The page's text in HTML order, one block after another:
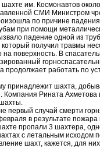
им. Космонавтов
СМИ Министром
по причине
при помощи
падение одной из
получил травмы
поверхность. В
продолжает работать по
принадлежит шахта,
Компания Рината
первый случай смерти
в результате
пропали 3 шахтера,
с летальным исходом
шахт, кажется, для